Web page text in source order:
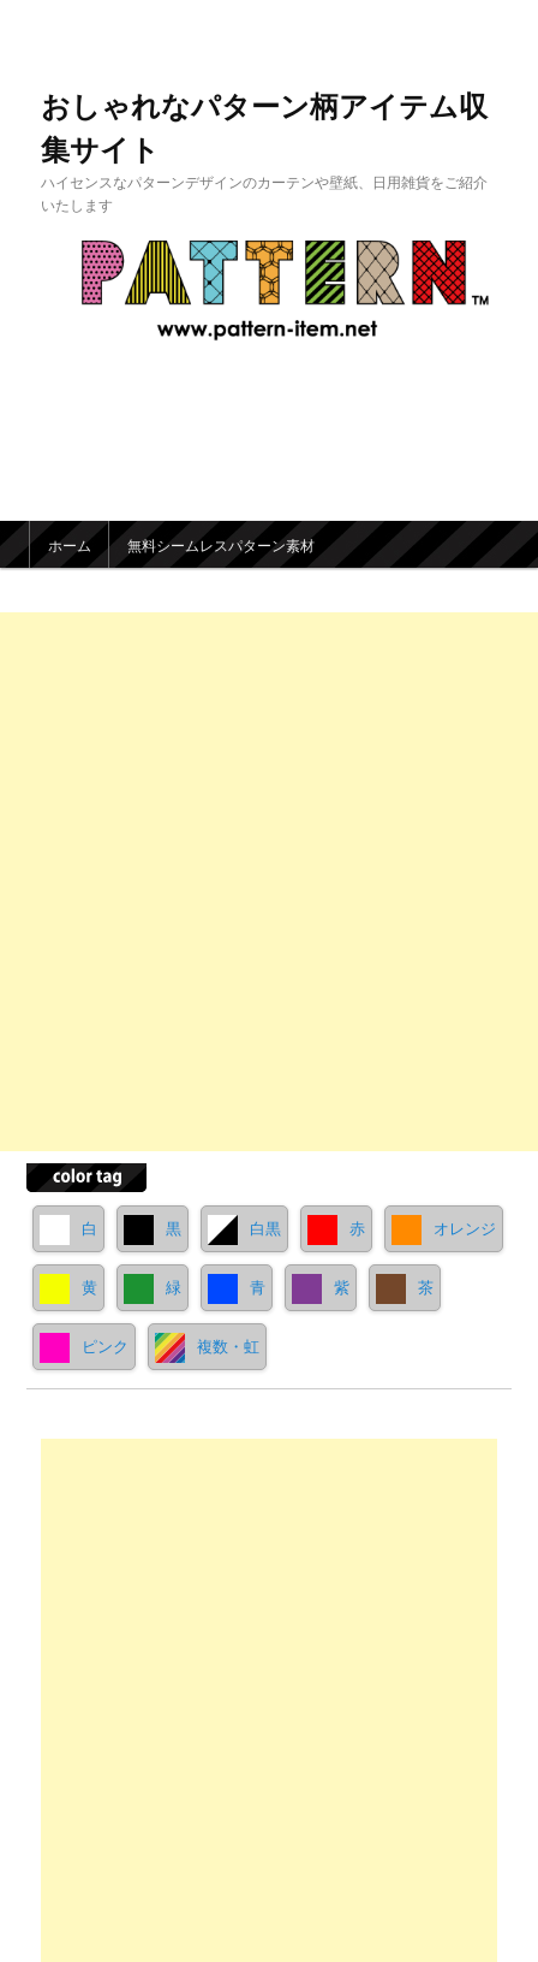
おしゃれなパターン柄アイテム収
集サイト
ハイセンスなパターンデザインのカーテンや壁紙、日用雑貨をご紹介
いたします
メインメニュー
メインコンテンツへ移動
サブコンテンツへ移動
ホーム 無料シームレスパターン素材
白 黒 白黒 赤 オレンジ
黄 緑 青 紫 茶
ピンク 複数・虹